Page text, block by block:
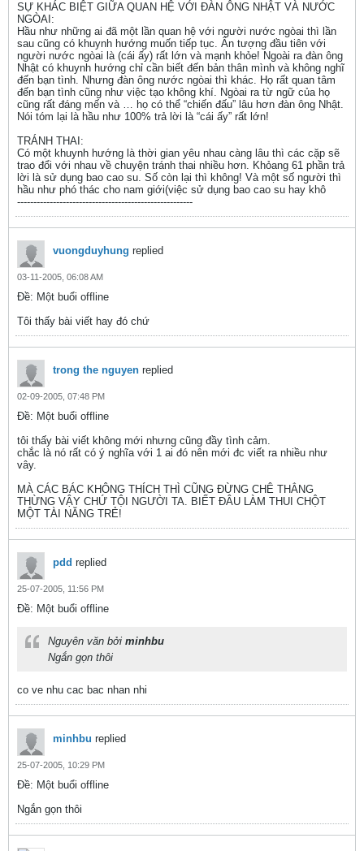
SỰ KHÁC BIỆT GIỮA QUAN HỆ VỚI ĐÀN ÔNG NHẬT VÀ NƯỚC
NGÒAI:
Hầu như những ai đã một lần quan hệ với người nước ngòai thì lần
sau cũng có khuynh hướng muốn tiếp tục. Ấn tượng đầu tiên với
người nước ngòai là (cái ấy) rất lớn và mạnh khỏe! Ngoài ra đàn ông
Nhật có khuynh hướng chỉ cần biết đến bản thân mình và không nghĩ
đến bạn tình. Nhưng đàn ông nước ngòai thì khác. Họ rất quan tâm
đến bạn tình cũng như việc tạo không khí. Ngòai ra từ ngữ của họ
cũng rất đáng mến và … họ có thể “chiến đấu” lâu hơn đàn ông Nhật.
Nói tóm lại là hầu như 100% trả lời là “cái ấy” rất lớn!
TRÁNH THAI:
Có một khuynh hướng là thời gian yêu nhau càng lâu thì các cặp sẽ
trao đổi với nhau về chuyện tránh thai nhiều hơn. Khỏang 61 phần trả
lời là sử dụng bao cao su. Số còn lại thì không! Và một số người thì
hầu như phó thác cho nam giới(việc sử dụng bao cao su hay khô
------------------------------------------------------
vuongduyhung replied
03-11-2005, 06:08 AM
Ðề: Một buổi offline
Tôi thấy bài viết hay đó chứ
trong the nguyen replied
02-09-2005, 07:48 PM
Ðề: Một buổi offline
tôi thấy bài viết không mới nhưng cũng đầy tình cảm.
chắc là nó rất có ý nghĩa với 1 ai đó nên mới đc viết ra nhiều như
vây.
MÀ CÁC BÁC KHÔNG THÍCH THÌ CŨNG ĐỪNG CHÊ THẲNG
THỪNG VẬY CHỨ TỘI NGƯỜI TA. BIẾT ĐÂU LÀM THUI CHỘT
MỘT TÀI NĂNG TRẺ!
pdd replied
25-07-2005, 11:56 PM
Ðề: Một buổi offline
Nguyên văn bởi minhbu
Ngắn gọn thôi
co ve nhu cac bac nhan nhi
minhbu replied
25-07-2005, 10:29 PM
Ðề: Một buổi offline
Ngắn gọn thôi